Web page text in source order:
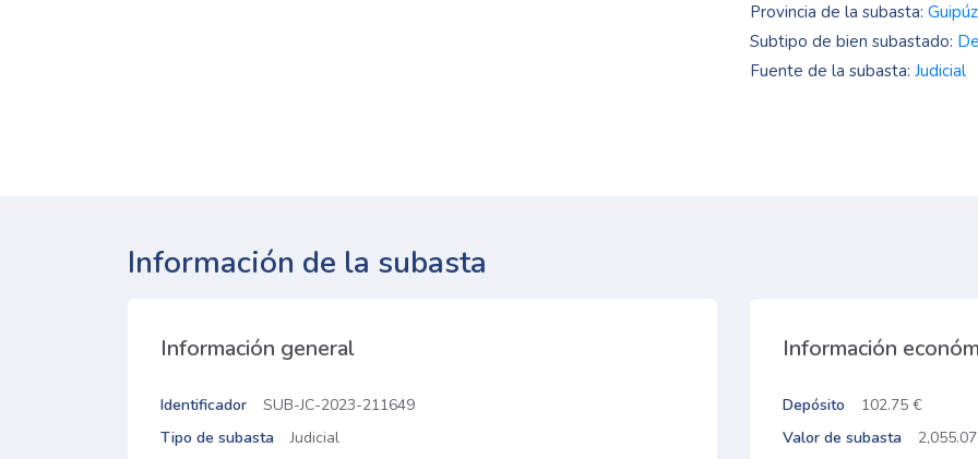
Provincia de la subasta:
Subtipo de bien subastado:
Fuente de la subasta: Judicial
Información de la subasta
Información general
Identificador
SUB-JC-2023-211649
Tipo de subasta
Judicial
Información
Depósito
102.75 €
Valor de subasta